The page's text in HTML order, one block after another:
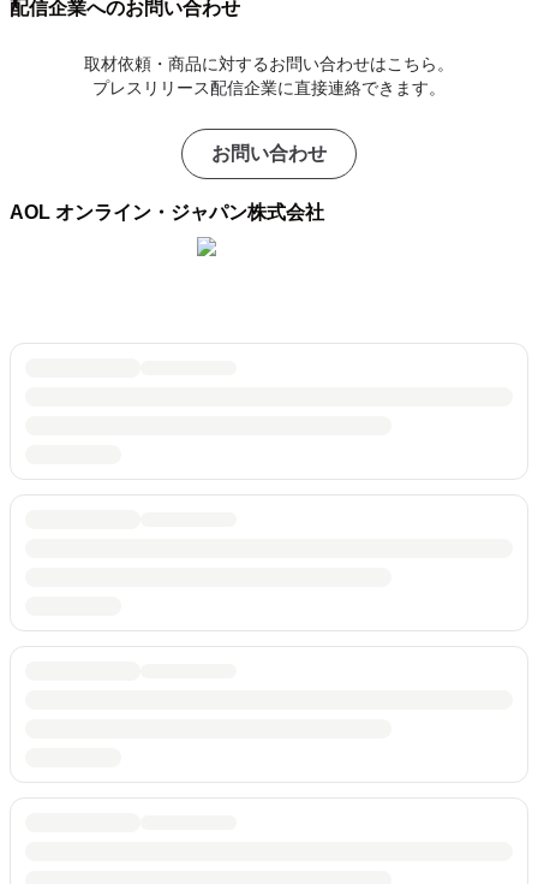
配信企業へのお問い合わせ
取材依頼・商品に対するお問い合わせはこちら。
プレスリリース配信企業に直接連絡できます。
お問い合わせ
AOL オンライン・ジャパン株式会社